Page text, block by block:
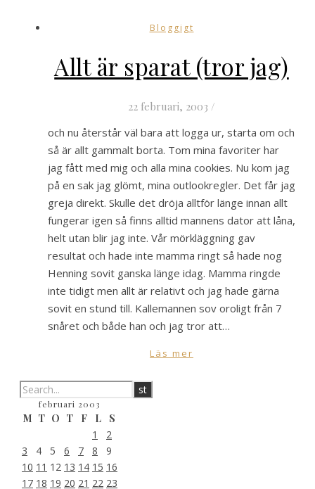
Bloggigt
Allt är sparat (tror jag)
22 februari, 2003 /
och nu återstår väl bara att logga ur, starta om och
så är allt gammalt borta. Tom mina favoriter har
jag fått med mig och alla mina cookies. Nu kom jag
på en sak jag glömt, mina outlookregler. Det får jag
greja direkt. Skulle det dröja alltför länge innan allt
fungerar igen så finns alltid mannens dator att låna,
helt utan blir jag inte. Vår mörkläggning gav
resultat och hade inte mamma ringt så hade nog
Henning sovit ganska länge idag. Mamma ringde
inte tidigt men allt är relativt och jag hade gärna
sovit en stund till. Kallemannen sov oroligt från 7
snåret och både han och jag tror att…
Läs mer
februari 2003
M T O T F L
S
1
2
3
4 5 6 7 8
9
10 11 12 13 14 15 16
17 18 19 20 21 22 23